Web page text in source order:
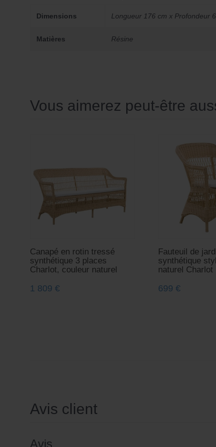
Dimensions Longueur 176 cm x Profondeur
Matières Résine
Vous aimerez peut-être
Canapé en rotin tressé
synthétique 3 places
Charlot, couleur naturel
1 809 €
Fauteuil de
synthétique
naturel Charlot
699€
Avis client
Avis